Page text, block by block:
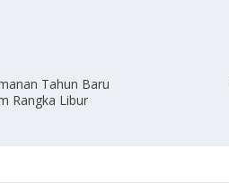
Tahun Baru
Rangka Libur